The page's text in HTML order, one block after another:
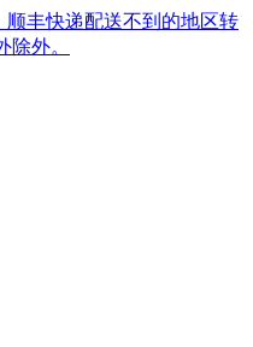
顺丰快递配送不到的地区转
外。